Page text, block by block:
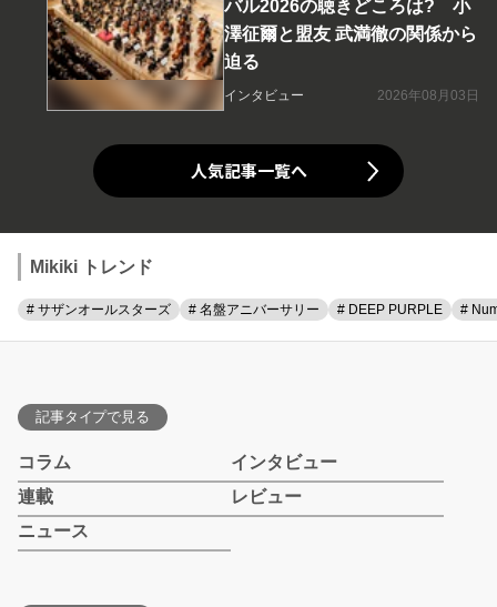
バル2026の聴きどころは? 小
澤征爾と盟友 武満徹の関係から
迫る
インタビュー 2026年08月03日
人気記事一覧へ
Mikiki トレンド
# サザンオールスターズ # 名盤アニバーサリー # DEEP PURPLE #
記事タイプで見る
コラム
インタビュー
連載
レビュー
ニュース